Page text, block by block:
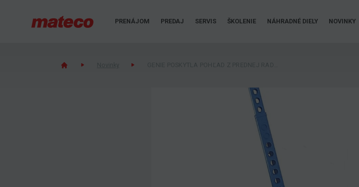
PRENÁJOM PREDAJ SERVIS ŠKOLENIE NÁHRADNÉ DIELY NOVINKY